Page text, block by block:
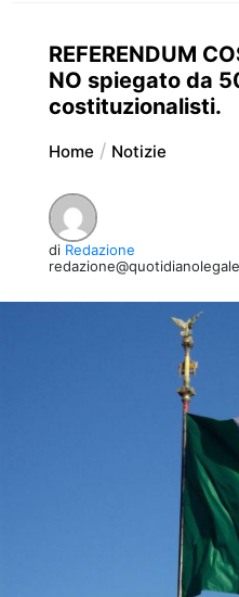
REFERENDUM
NO spiegato da
costituzionalisti.
Home Notizie
di Redazione